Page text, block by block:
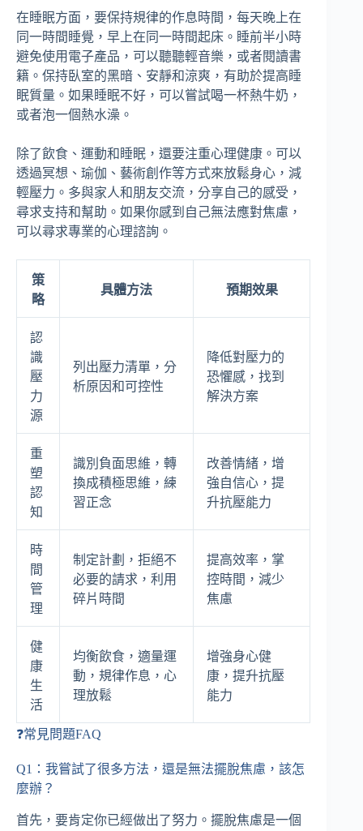
在睡眠方面，要保持規律的作息時間，每天晚上在
同一時間睡覺，早上在同一時間起床。睡前半小時
避免使用電子產品，可以聽聽輕音樂，或者閱讀書
籍。保持臥室的黑暗、安靜和涼爽，有助於提高睡
眠質量。如果睡眠不好，可以嘗試喝一杯熱牛奶，
或者泡一個熱水澡。
除了飲食、運動和睡眠，還要注重心理健康。可以
透過冥想、瑜伽、藝術創作等方式來放鬆身心，減
輕壓力。多與家人和朋友交流，分享自己的感受，
尋求支持和幫助。如果你感到自己無法應對焦慮，
可以尋求專業的心理諮詢。
策
略
具體方法 預期效果
認
識
壓
力
源
列出壓力清單，分
析原因和可控性
降低對壓力的
恐懼感，找到
解決方案
重
塑
認
知
識別負面思維，轉
換成積極思維，練
習正念
改善情緒，增
強自信心，提
升抗壓能力
時
間
管
理
制定計劃，拒絕不
必要的請求，利用
碎片時間
提高效率，掌
控時間，減少
焦慮
健
康
生
活
均衡飲食，適量運
動，規律作息，心
理放鬆
增強身心健
康，提升抗壓
能力
❓常見問題FAQ
Q1：我嘗試了很多方法，還是無法擺脫焦慮，該怎
麼辦？
首先，要肯定你已經做出了努力。擺脫焦慮是一個